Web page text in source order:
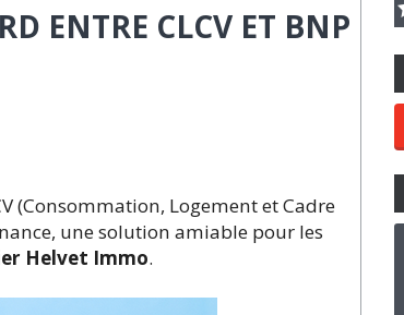
ENTRE CLCV ET BNP
(Consommation, Logement et Cadre
une solution amiable pour les
Helvet Immo.